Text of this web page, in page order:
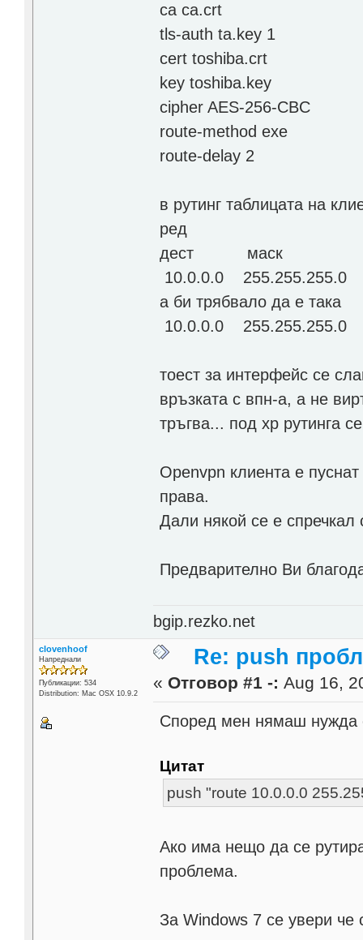
ca ca.crt
tls-auth ta.key 1
cert toshiba.crt
key toshiba.key
cipher AES-256-CBC
route-method exe
route-delay 2
в рутинг таблицата на
ред
дест маск
10.0.0.0
а би трябвало да е така
10.0.0.0
тоест за интерфейс се
връзката с впн-а, а не
тръгва... под xp рутинга
Openvpn клиента е
права.
Дали някой се е
Предварително Ви
bgip.rezko.net
clovenhoof
Напреднали
Публикации: 534
Distribution: Mac OSX 10.9.2
Re: push
« Отговор #1 -: Aug 16,
Според мен нямаш нужда
Цитат
push "route 10.0.0.0
Ако има нещо да се
проблема.
За Windows 7 се увери